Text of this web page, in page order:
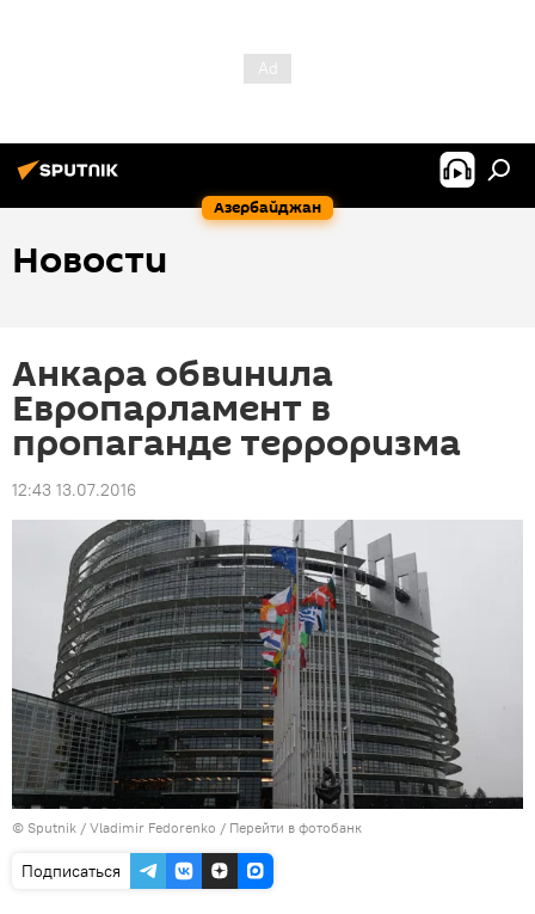
Азербайджан
Новости
Анкара обвинила
Европарламент в
пропаганде терроризма
12:43 13.07.2016
© Sputnik / Vladimir Fedorenko / Перейти в фотобанк
Подписаться